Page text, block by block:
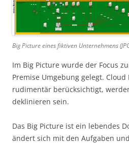
Big Picture eines fiktiven Unternehmens
Im Big Picture wurde der Focus
Premise Umgebung gelegt.
rudimentär berücksichtigt,
deklinieren sein.
Das Big Picture ist ein lebendes
ändert sich mit den Aufgaben